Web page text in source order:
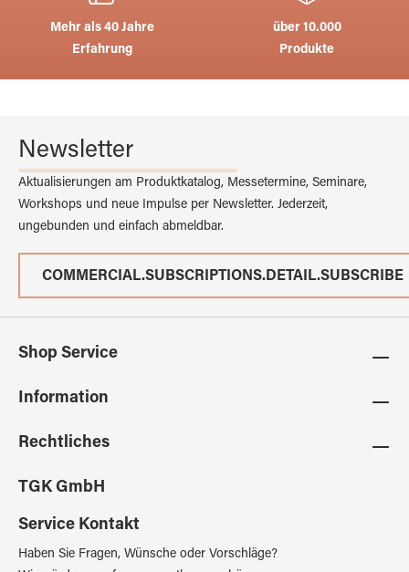
Mehr als 40 Jahre
Erfahrung
über 10.000
Produkte
Newsletter
Aktualisierungen am Produktkatalog, Messetermine, Seminare,
Workshops und neue Impulse per Newsletter. Jederzeit,
ungebunden und einfach abmeldbar.
COMMERCIAL.SUBSCRIPTIONS.DETAIL.SUBSCRIBE
Shop Service
Information
Rechtliches
TGK GmbH
Service Kontakt
Haben Sie Fragen, Wünsche oder Vorschläge?